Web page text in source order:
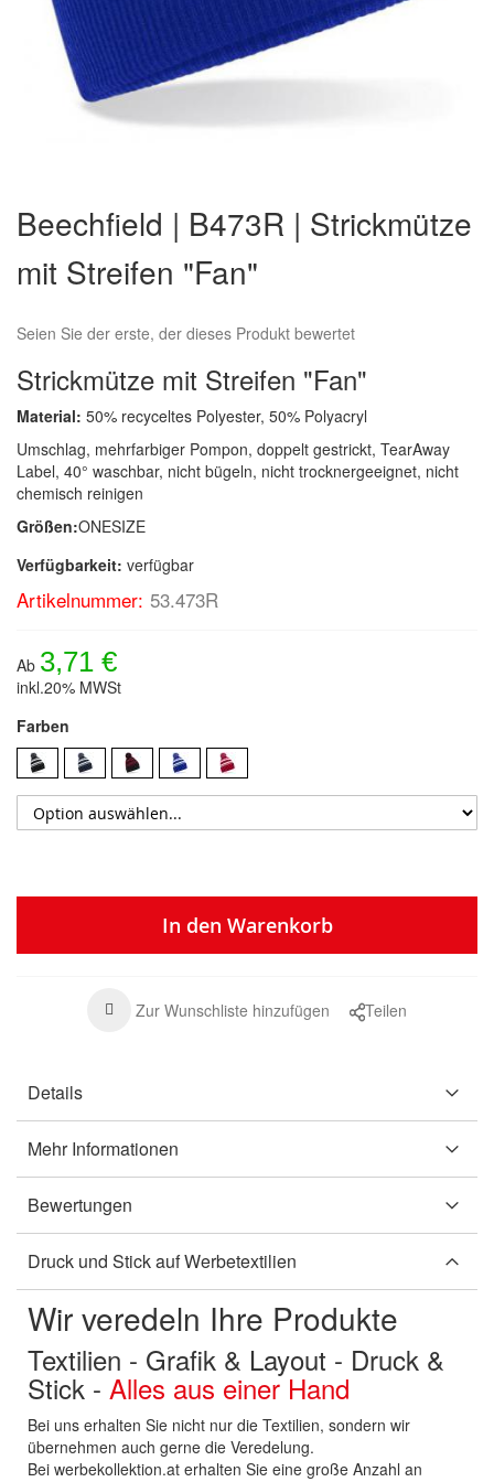
der
Bildergalerie
springen
Beechfield | B473R | Strickmütze
mit Streifen "Fan"
Seien Sie der erste, der dieses Produkt bewertet
Strickmütze mit Streifen "Fan"
Material: 50% recyceltes Polyester, 50% Polyacryl
Umschlag, mehrfarbiger Pompon, doppelt gestrickt, TearAway
Label, 40° waschbar, nicht bügeln, nicht trocknergeeignet, nicht
chemisch reinigen
Größen:ONESIZE
Verfügbarkeit: verfügbar
Artikelnummer: 53.473R
Ab 3,71 €
inkl.20% MWSt
Farben
In den Warenkorb
Zur Wunschliste hinzufügen Teilen
Details
Mehr Informationen
Bewertungen
Druck und Stick auf Werbetextilien
Wir veredeln Ihre Produkte
Textilien - Grafik & Layout - Druck &
Stick - Alles aus einer Hand
Bei uns erhalten Sie nicht nur die Textilien, sondern wir
übernehmen auch gerne die Veredelung.
Bei werbekollektion.at erhalten Sie eine große Anzahl an